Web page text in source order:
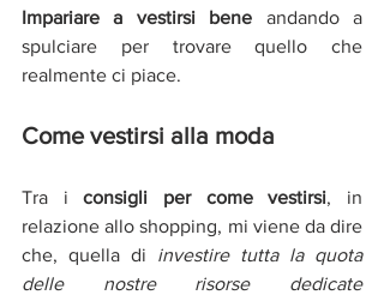
Impariare a vestirsi bene andando a
spulciare per trovare quello che
realmente ci piace.
Come vestirsi alla moda
Tra i consigli per come vestirsi, in
relazione allo shopping, mi viene da dire
che, quella di investire tutta la quota
delle nostre risorse dedicate